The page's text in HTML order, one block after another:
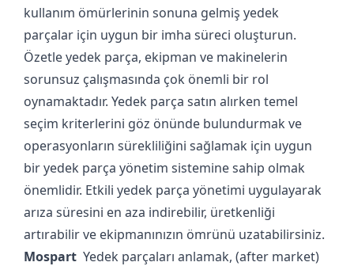
kullanım ömürlerinin sonuna gelmiş yedek
parçalar için uygun bir imha süreci oluşturun.
Özetle yedek parça, ekipman ve makinelerin
sorunsuz çalışmasında çok önemli bir rol
oynamaktadır. Yedek parça satın alırken temel
seçim kriterlerini göz önünde bulundurmak ve
operasyonların sürekliliğini sağlamak için uygun
bir yedek parça yönetim sistemine sahip olmak
önemlidir. Etkili yedek parça yönetimi uygulayarak
arıza süresini en aza indirebilir, üretkenliği
artırabilir ve ekipmanınızın ömrünü uzatabilirsiniz.
Mospart Yedek parçaları anlamak, (after market)